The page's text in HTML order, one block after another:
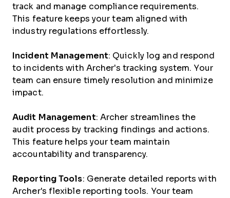
track and manage compliance requirements.
This feature keeps your team aligned with
industry regulations effortlessly.
Incident Management: Quickly log and respond
to incidents with Archer's tracking system. Your
team can ensure timely resolution and minimize
impact.
Audit Management: Archer streamlines the
audit process by tracking findings and actions.
This feature helps your team maintain
accountability and transparency.
Reporting Tools: Generate detailed reports with
Archer's flexible reporting tools. Your team